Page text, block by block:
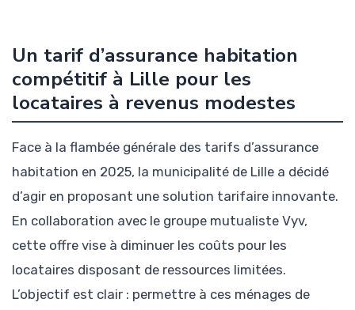
Un tarif d’assurance habitation
compétitif à Lille pour les
locataires à revenus modestes
Face à la flambée générale des tarifs d’assurance
habitation en 2025, la municipalité de Lille a décidé
d’agir en proposant une solution tarifaire innovante.
En collaboration avec le groupe mutualiste Vyv,
cette offre vise à diminuer les coûts pour les
locataires disposant de ressources limitées.
L’objectif est clair : permettre à ces ménages de